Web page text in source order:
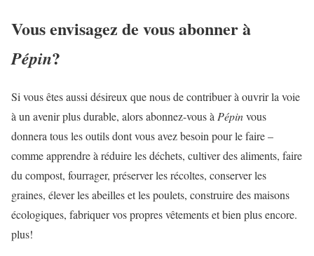
Vous envisagez de vous abonner à
Pépin?
Si vous êtes aussi désireux que nous de contribuer à ouvrir la voie
à un avenir plus durable, alors abonnez-vous à Pépinvous
donnera tous les outils dont vous avez besoin pour le faire –
comme apprendre à réduire les déchets, cultiver des aliments, faire
du compost, fourrager, préserver les récoltes, conserver les
graines, élever les abeilles et les poulets, construire des maisons
écologiques, fabriquer vos propres vêtements et bien plus encore.
plus!